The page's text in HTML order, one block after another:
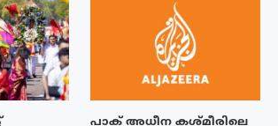
പാക് അധീന കശ്മീരിലെ